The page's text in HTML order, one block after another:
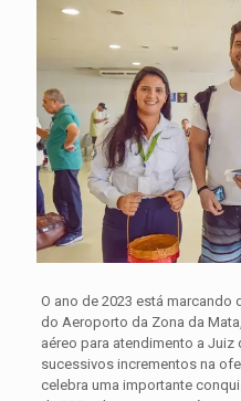
O ano de 2023 está
do Aeroporto da Zona da
aéreo para atendimento a Juiz
sucessivos incrementos na
celebra uma importante